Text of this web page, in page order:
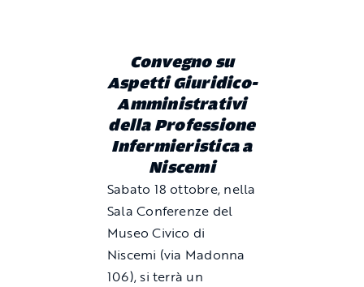
Convegno su
Aspetti Giuridico-
Amministrativi
della Professione
Infermieristica a
Niscemi
Sabato 18 ottobre, nella
Sala Conferenze del
Museo Civico di
Niscemi (via Madonna
106), si terrà un